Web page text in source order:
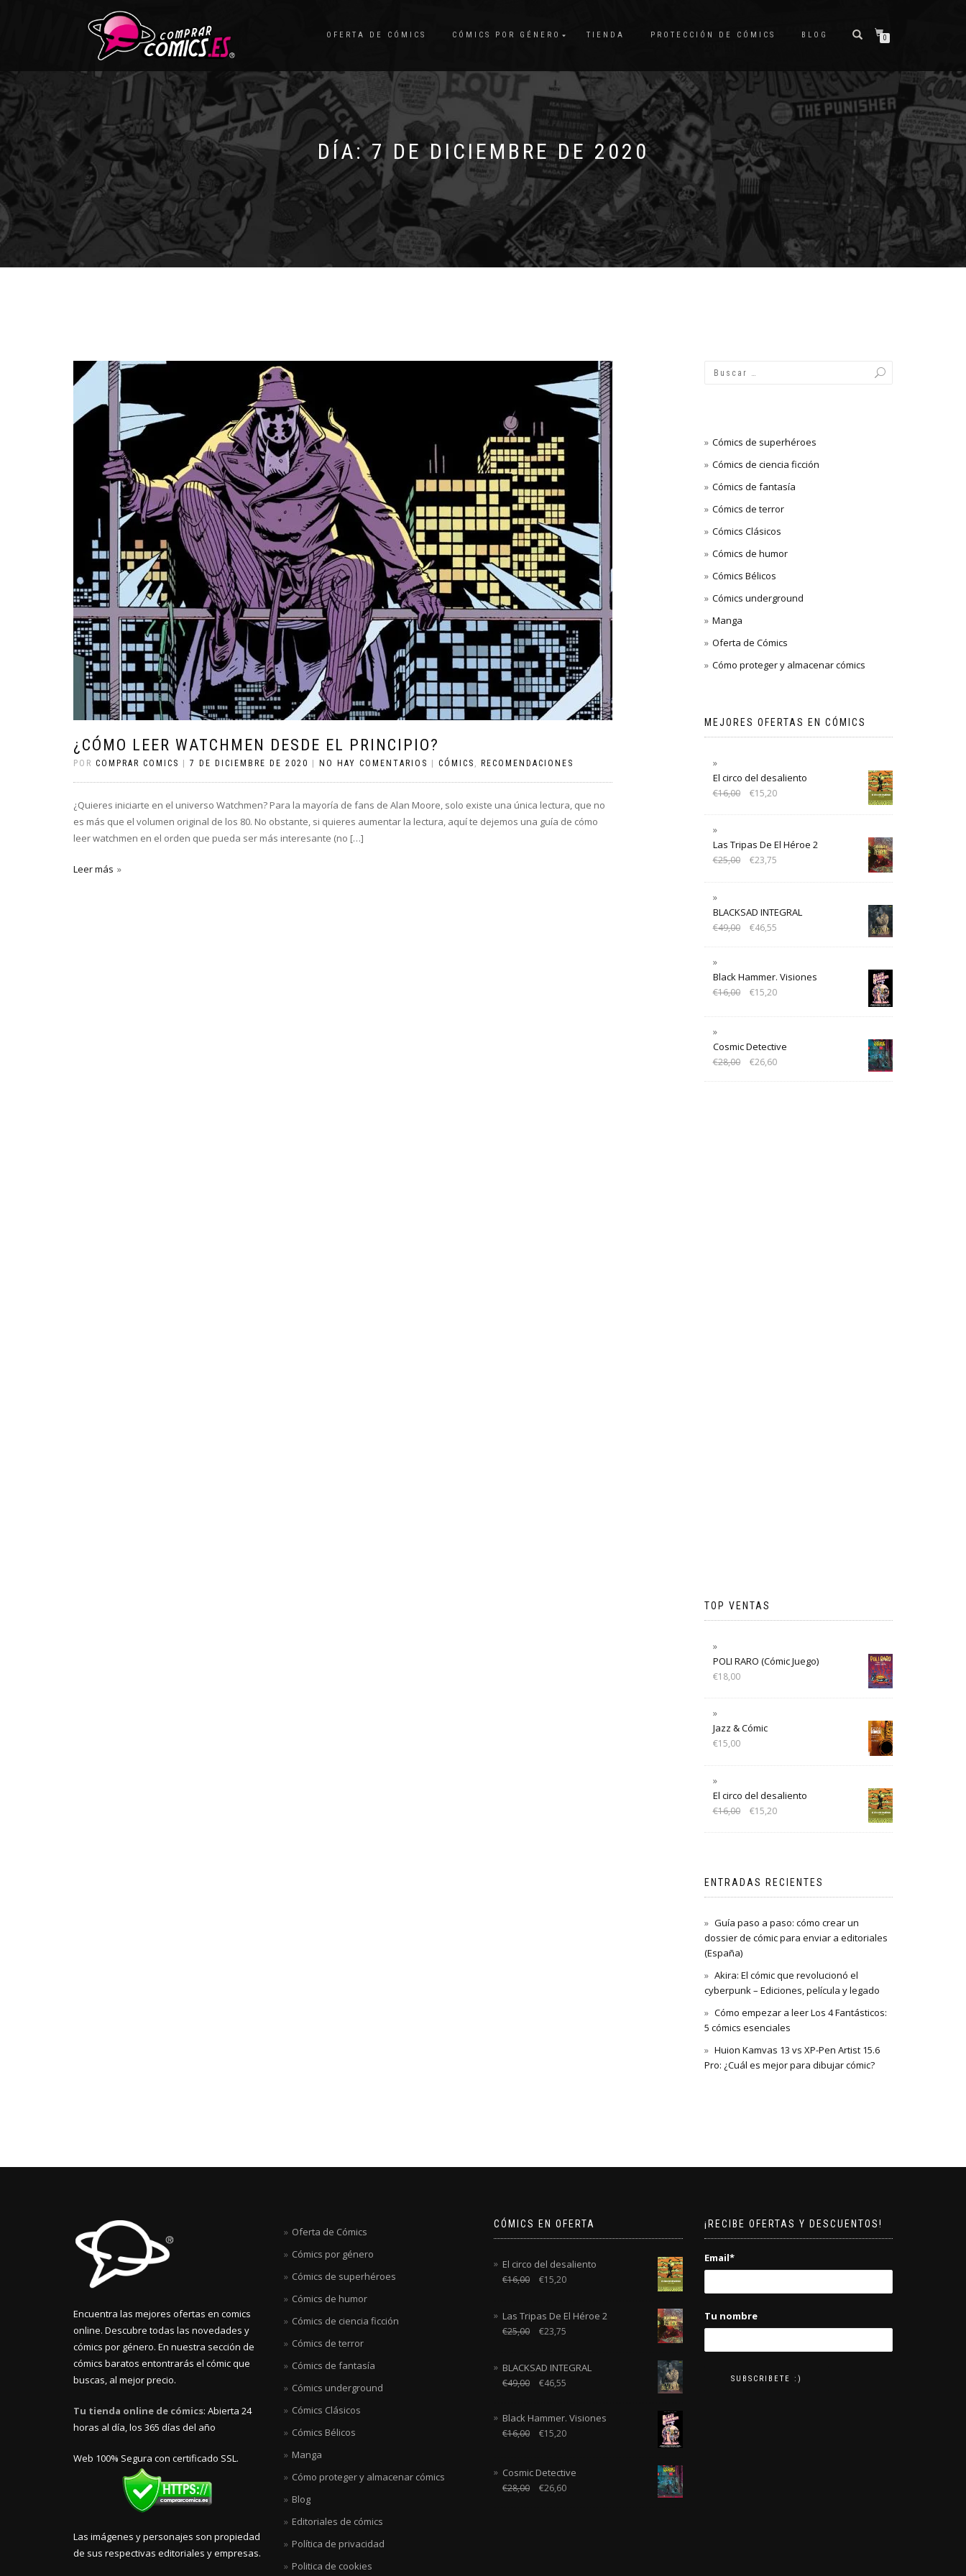
OFERTA DE CÓMICS CÓMICS POR GÉNERO TIENDA PROTECCIÓN DE CÓMICS BLOG 0
DÍA:7 DE DICIEMBRE DE 2020
¿CÓMO LEER WATCHMEN DESDE EL PRINCIPIO?
POR COMPRAR COMICS 7 DE DICIEMBRE DE 2020 NO HAY COMENTARIOS CÓMICS , RECOMENDACIONES
¿Quieres iniciarte en el universo Watchmen? Para la mayoría de fans de Alan Moore, solo existe una única lectura, que no
es más que el volumen original de los 80. No obstante, si quieres aumentar la lectura, aquí te dejemos una guía de cómo
leer watchmen en el orden que pueda ser más interesante (no […]
Leer más
Cómics de superhéroes
Cómics de ciencia ficción
Cómics de fantasía
Cómics de terror
Cómics Clásicos
Cómics de humor
Cómics Bélicos
Cómics underground
Manga
Oferta de Cómics
Cómo proteger y almacenar cómics
MEJORES OFERTAS EN CÓMICS
El circo del desaliento
€16,00 €15,20
Las Tripas De El Héroe 2
€25,00 €23,75
BLACKSAD INTEGRAL
€49,00 €46,55
Black Hammer. Visiones
€16,00 €15,20
Cosmic Detective
€28,00 €26,60
TOP VENTAS
POLI RARO (Cómic Juego)
€18,00
Jazz & Cómic
€15,00
El circo del desaliento
€16,00 €15,20
ENTRADAS RECIENTES
Guía paso a paso: cómo crear un
dossier de cómic para enviar a editoriales
(España)
Akira: El cómic que revolucionó el
cyberpunk – Ediciones, película y legado
Cómo empezar a leer Los 4 Fantásticos:
5 cómics esenciales
Huion Kamvas 13 vs XP-Pen Artist 15.6
Pro: ¿Cuál es mejor para dibujar cómic?
Encuentra las mejores ofertas en comics
online. Descubre todas las novedades y
cómics por género. En nuestra sección de
cómics baratos entontrarás el cómic que
buscas, al mejor precio.
Tu tienda online de cómics: Abierta 24
horas al día, los 365 días del año
Web 100% Segura con certificado SSL.
Las imágenes y personajes son propiedad
de sus respectivas editoriales y empresas.
Oferta de Cómics
Cómics por género
Cómics de superhéroes
Cómics de humor
Cómics de ciencia ficción
Cómics de terror
Cómics de fantasía
Cómics underground
Cómics Clásicos
Cómics Bélicos
Manga
Cómo proteger y almacenar cómics
Blog
Editoriales de cómics
Política de privacidad
Politica de cookies
CÓMICS EN OFERTA
El circo del desaliento
€16,00 €15,20
Las Tripas De El Héroe 2
€25,00 €23,75
BLACKSAD INTEGRAL
€49,00 €46,55
Black Hammer. Visiones
€16,00 €15,20
Cosmic Detective
€28,00 €26,60
¡RECIBE OFERTAS Y DESCUENTOS!
Email*
Tu nombre